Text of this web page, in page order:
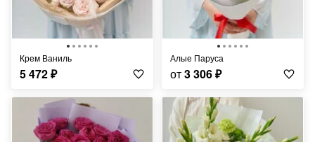
Крем Ваниль
5 472₽
Алые Паруса
от3 306₽